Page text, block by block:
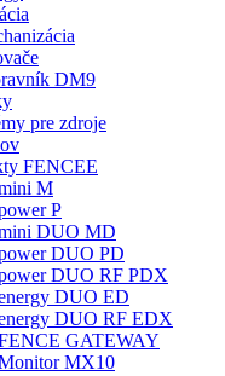
DM9
pre zdroje
FENCEE
M
P
DUO MD
DUO PD
DUO RF PDX
DUO ED
DUO RF EDX
GATEWAY
MX10